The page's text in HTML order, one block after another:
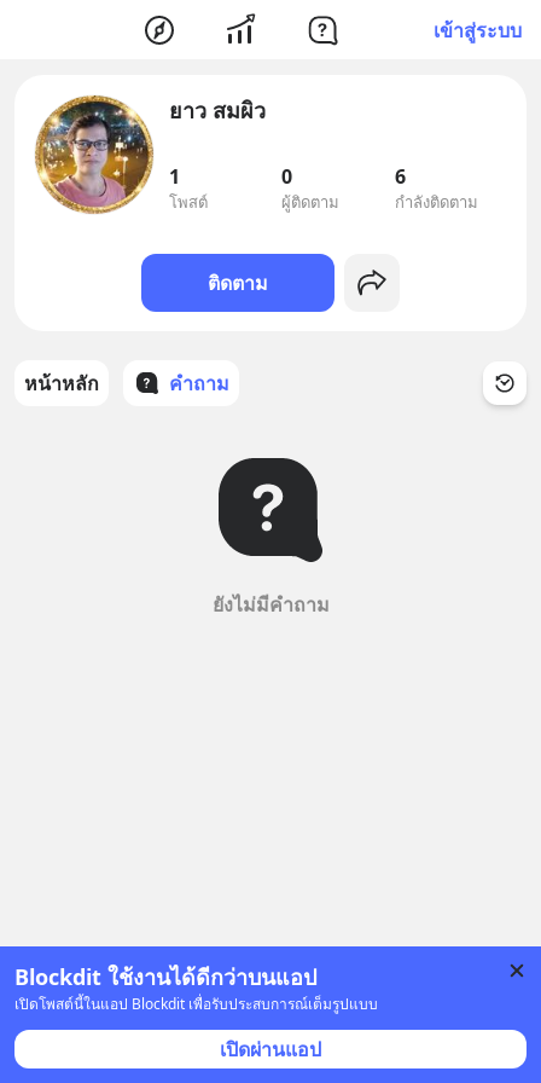
เข้าสู่ระบบ
Blockdit ใช้งานได้ดีกว่าบนแอป
เปิดโพสต์นี้ในแอป Blockdit เพื่อรับประสบการณ์เต็มรูปแบบ
เปิดผ่านแอป
ยาว สมผิว
1
โพสต์
0
ผู้ติดตาม
6
กำลังติดตาม
ติดตาม
หน้าหลัก คำถาม
ยังไม่มีคำถาม